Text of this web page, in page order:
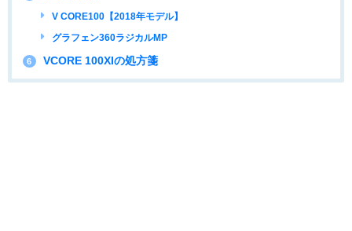
V CORE100【2018年モデル】
グラフェン360ラジカルMP
6 VCORE 100XIの処方箋